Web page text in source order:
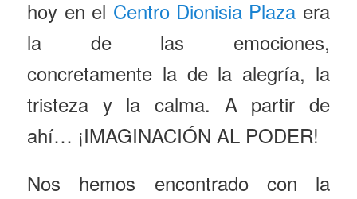
hoy en el Centro Dionisia Plaza era
la de las emociones,
concretamente la de la alegría, la
tristeza y la calma. A partir de
ahí… ¡IMAGINACIÓN AL PODER!
Nos hemos encontrado con la